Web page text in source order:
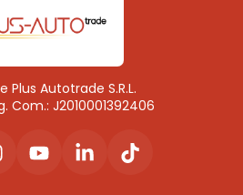
Plus Autotrade S.R.L.
Com.: J2010001392406